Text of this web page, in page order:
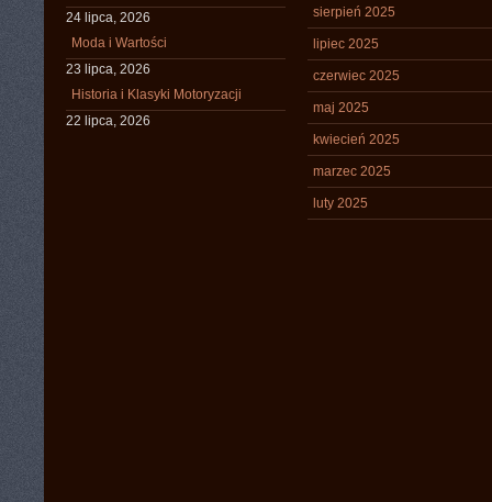
24 lipca, 2026
Moda i Wartości
23 lipca, 2026
Historia i Klasyki Motoryzacji
22 lipca, 2026
sierpień 2025
lipiec 2025
czerwiec 2025
maj 2025
kwiecień 2025
marzec 2025
luty 2025